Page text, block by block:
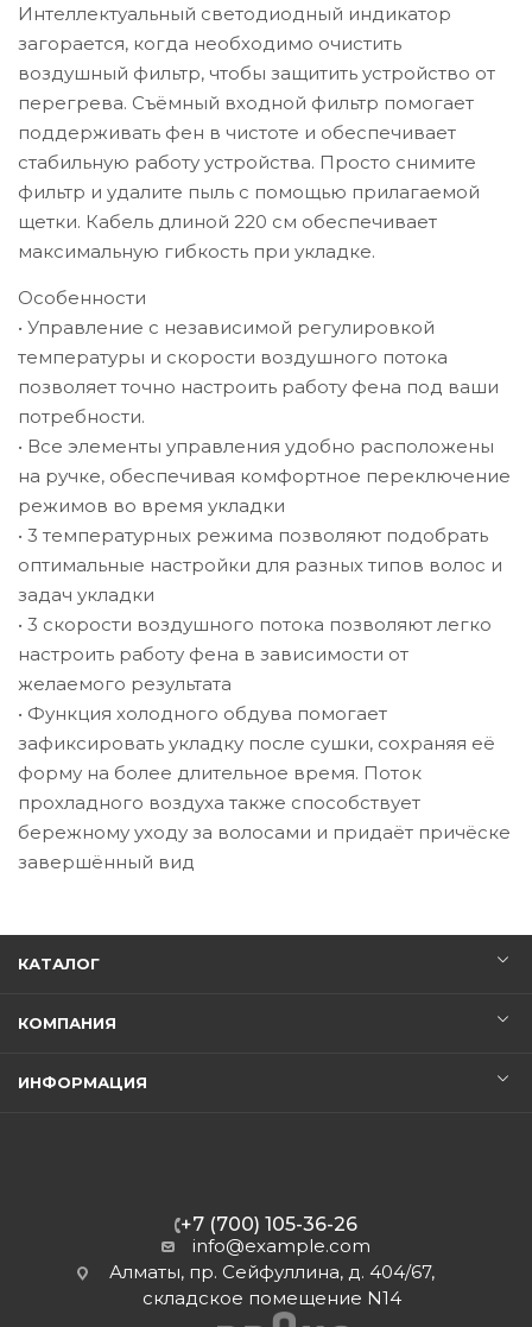
Интеллектуальный светодиодный индикатор
загорается, когда необходимо очистить
воздушный фильтр, чтобы защитить устройство от
перегрева. Съёмный входной фильтр помогает
поддерживать фен в чистоте и обеспечивает
стабильную работу устройства. Просто снимите
фильтр и удалите пыль с помощью прилагаемой
щетки. Кабель длиной 220 см обеспечивает
максимальную гибкость при укладке.
Особенности
• Управление с независимой регулировкой
температуры и скорости воздушного потока
позволяет точно настроить работу фена под ваши
потребности.
• Все элементы управления удобно расположены
на ручке, обеспечивая комфортное переключение
режимов во время укладки
• 3 температурных режима позволяют подобрать
оптимальные настройки для разных типов волос и
задач укладки
• 3 скорости воздушного потока позволяют легко
настроить работу фена в зависимости от
желаемого результата
• Функция холодного обдува помогает
зафиксировать укладку после сушки, сохраняя её
форму на более длительное время. Поток
прохладного воздуха также способствует
бережному уходу за волосами и придаёт причёске
завершённый вид
КАТАЛОГ
КОМПАНИЯ
ИНФОРМАЦИЯ
+7 (700) 105-36-26
info@example.com
Алматы, пр. Сейфуллина, д. 404/67,
складское помещение N14